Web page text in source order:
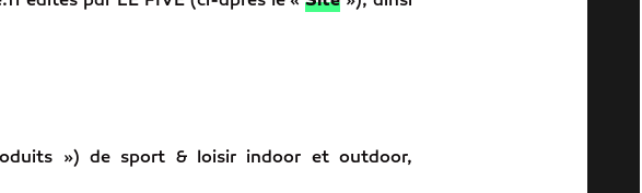
») de sport & loisir indoor et outdoor,